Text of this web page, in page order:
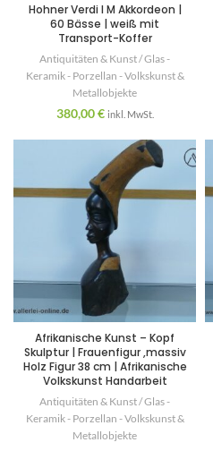
Hohner Verdi I M Akkordeon |
60 Bässe | weiß mit
Transport-Koffer
Antiquitäten & Kunst / Glas -
Keramik - Porzellan - Volkskunst &
Metallobjekte
380,00€ inkl. MwSt.
Afrikanische Kunst – Kopf
Skulptur | Frauenfigur ,massiv
Holz Figur 38 cm | Afrikanische
Volkskunst Handarbeit
Antiquitäten & Kunst / Glas -
Keramik - Porzellan - Volkskunst &
Metallobjekte